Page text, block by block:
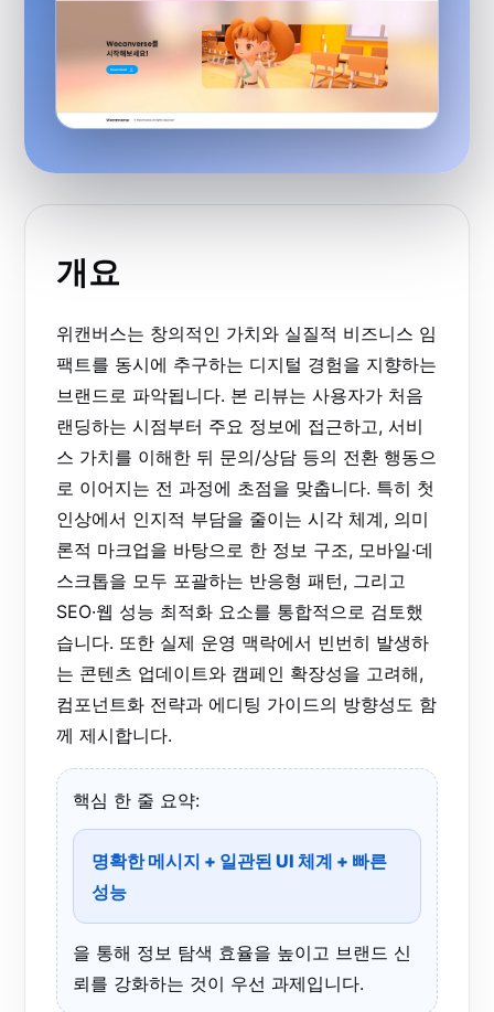
개요
위캔버스는 창의적인 가치와 실질적 비즈니스 임
팩트를 동시에 추구하는 디지털 경험을 지향하는
브랜드로 파악됩니다. 본 리뷰는 사용자가 처음
랜딩하는 시점부터 주요 정보에 접근하고, 서비
스 가치를 이해한 뒤 문의/상담 등의 전환 행동으
로 이어지는 전 과정에 초점을 맞춥니다. 특히 첫
인상에서 인지적 부담을 줄이는 시각 체계, 의미
론적 마크업을 바탕으로 한 정보 구조, 모바일·데
스크톱을 모두 포괄하는 반응형 패턴, 그리고
SEO·웹 성능 최적화 요소를 통합적으로 검토했
습니다. 또한 실제 운영 맥락에서 빈번히 발생하
는 콘텐츠 업데이트와 캠페인 확장성을 고려해,
컴포넌트화 전략과 에디팅 가이드의 방향성도 함
께 제시합니다.
핵심 한 줄 요약:
명확한 메시지 + 일관된 UI 체계 + 빠른
성능
을 통해 정보 탐색 효율을 높이고 브랜드 신
뢰를 강화하는 것이 우선 과제입니다.